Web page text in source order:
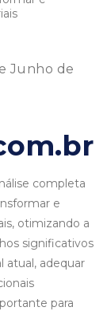
Junho de
completa
e
otimizando a
significativos
atual, adequar
para